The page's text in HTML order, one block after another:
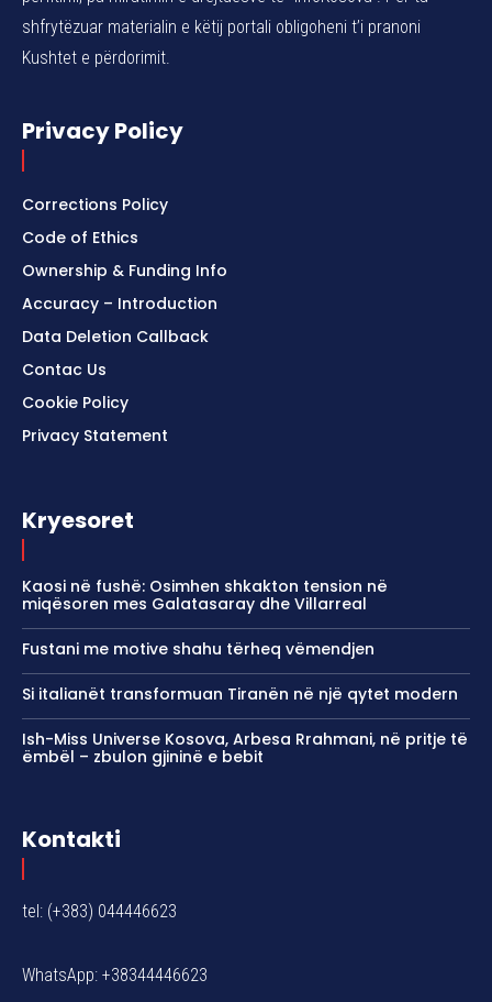
shfrytëzuar materialin e këtij portali obligoheni t’i pranoni
Kushtet e përdorimit.
Privacy Policy
Corrections Policy
Code of Ethics
Ownership & Funding Info
Accuracy – Introduction
Data Deletion Callback
Contac Us
Cookie Policy
Privacy Statement
Kryesoret
Kaosi në fushë: Osimhen shkakton tension në
miqësoren mes Galatasaray dhe Villarreal
Fustani me motive shahu tërheq vëmendjen
Si italianët transformuan Tiranën në një qytet modern
Ish-Miss Universe Kosova, Arbesa Rrahmani, në pritje të
ëmbël – zbulon gjininë e bebit
Kontakti
tel: (+383) 044446623
WhatsApp: +38344446623